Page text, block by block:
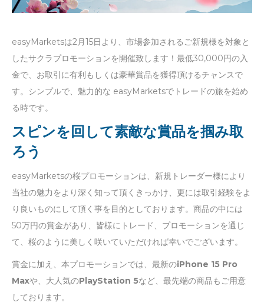
easyMarketsは2月15日より、市場参加されるご新規様を対象と
したサクラプロモーションを開催致します！最低30,000円の入
金で、お取引に有利もしくは豪華賞品を獲得頂けるチャンスで
す。シンプルで、魅力的な easyMarketsでトレードの旅を始め
る時です。
スピンを回して素敵な賞品を掴み取
ろう
easyMarketsの桜プロモーションは、新規トレーダー様により
当社の魅力をより深く知って頂くきっかけ、更には取引経験をよ
り良いものにして頂く事を目的としております。商品の中には
50万円の賞金があり、皆様にトレード、プロモーションを通じ
て、桜のように美しく咲いていただければ幸いでございます。
賞金に加え、本プロモーションでは、最新のiPhone 15 Pro
Maxや、大人気のPlayStation 5など、最先端の商品もご用意
しております。